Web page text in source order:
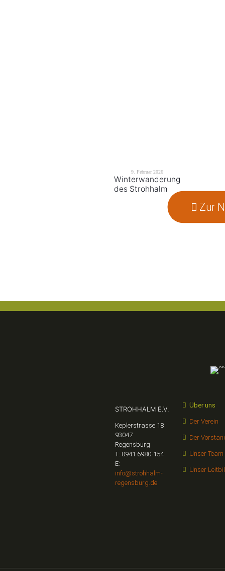
9. Februar 2026
Winterwanderung
des Strohhalm
Zur
STROHHALM E.V.
Keplerstrasse 18
93047
Regensburg
T: 0941 6980-154
E:
info@strohhalm-
regensburg.de
Über uns
Der Verein
Der
Unser Team
Unser